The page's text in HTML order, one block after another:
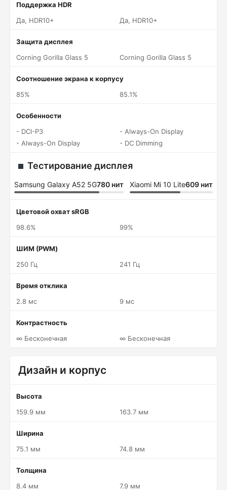
Поддержка HDR
Да, HDR10+
Да, HDR10+
Защита дисплея
Corning Gorilla Glass 5
Corning Gorilla Glass 5
Соотношение экрана к корпусу
85%
85.1%
Особенности
- DCI-P3
- Always-On Display
- Always-On Display
- DC Dimming
Тестирование дисплея
Samsung Galaxy A52 5G780 нит Xiaomi Mi 10 Lite609 нит
Цветовой охват sRGB
98.6%
99%
ШИМ (PWM)
250 Гц
241 Гц
Время отклика
2.8 мс
9 мс
Контрастность
∞ Бесконечная
∞ Бесконечная
Дизайн и корпус
Высота
159.9 мм
163.7 мм
Ширина
75.1 мм
74.8 мм
Толщина
8.4 мм
7.9 мм